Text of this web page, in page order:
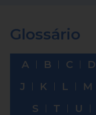
Glossário
A B C D
J
K L M
S
T U